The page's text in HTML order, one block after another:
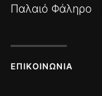
Παλαιό Φάληρο
ΕΠΙΚΟΙΝΩΝΊΑ